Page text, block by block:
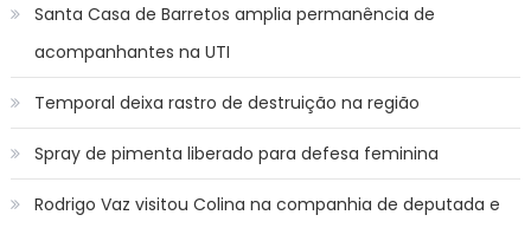
Santa Casa de Barretos amplia permanência de
acompanhantes na UTI
Temporal deixa rastro de destruição na região
Spray de pimenta liberado para defesa feminina
Rodrigo Vaz visitou Colina na companhia de deputada e